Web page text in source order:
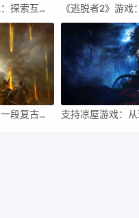
与双子座一起打游戏：探索互动的乐趣
南山复古游戏公司：一段复古与创新的交融之旅